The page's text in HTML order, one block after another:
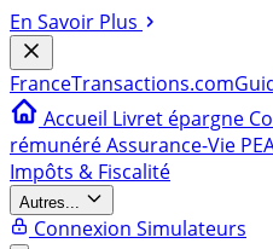
En Savoir Plus
FranceTransactions.com
Accueil Livret épargne
rémunéréAssurance-Vie
Impôts & Fiscalité
Autres...
Connexion Simulateurs